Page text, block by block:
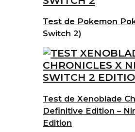
Test de Pokemon
Switch 2)
Test de Xenoblade
Definitive Edition –
Edition